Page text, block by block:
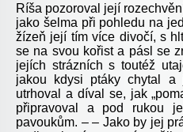
Ríša pozoroval její
jako šelma při pohledu na
žízeň její tím více divočí, s
se na svou kořist a pásl se
jejích strázních s toutéž
jakou kdysi ptáky chytal a
utrhoval a díval se, jak
připravoval a pod rukou
pavoukům. – – Jako by jej